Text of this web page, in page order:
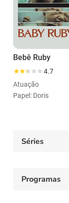
Bebê Ruby
4.7
Atuação
Papel: Doris
Séries
Programas